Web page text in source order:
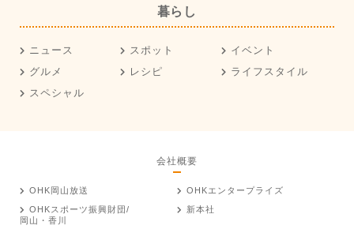
暮らし
ニュース スポット
イベント
グルメ
レシピ
ライフスタイル
スペシャル
会社概要
OHK岡山放送
OHKエンタープライズ
OHKスポーツ振興財団/
岡山・香川
新本社